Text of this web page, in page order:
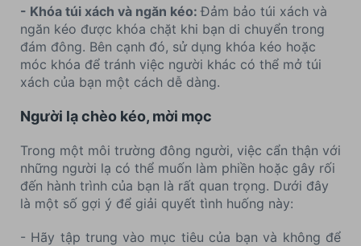
- Khóa túi xách và ngăn kéo: Đảm bảo túi xách và
ngăn kéo được khóa chặt khi bạn di chuyển trong
đám đông. Bên cạnh đó, sử dụng khóa kéo hoặc
móc khóa để tránh việc người khác có thể mở túi
xách của bạn một cách dễ dàng.
Người lạ chèo kéo, mời mọc
Trong một môi trường đông người, việc cẩn thận với
những người lạ có thể muốn làm phiền hoặc gây rối
đến hành trình của bạn là rất quan trọng. Dưới đây
là một số gợi ý để giải quyết tình huống này:
- Hãy tập trung vào mục tiêu của bạn và không để